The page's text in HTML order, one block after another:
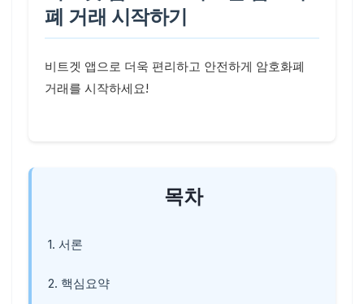
폐 거래 시작하기
비트겟 앱으로 더욱 편리하고 안전하게 암호화폐
거래를 시작하세요!
목차
1. 서론
2. 핵심요약